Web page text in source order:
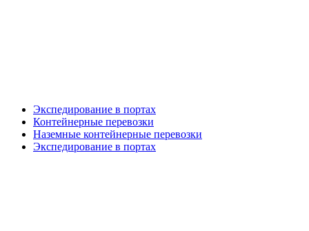
Экспедирование в портах
Контейнерные перевозки
Наземные контейнерные перевозки
Экспедирование в портах